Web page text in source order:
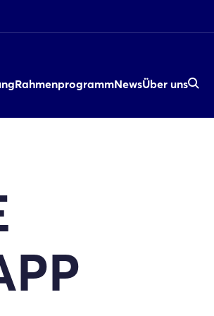
RahmenprogrammNewsÜber uns